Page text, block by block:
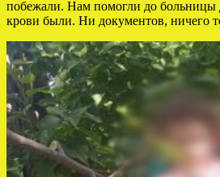
побежали. Нам помогли до больницы
крови были. Ни документов, ничего